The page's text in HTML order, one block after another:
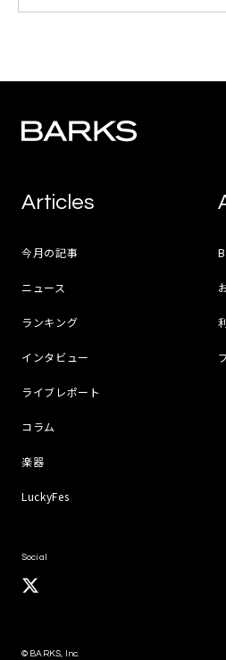
Articles
今月の記事
ニュース
ランキング
インタビュー
ライブレポート
コラム
楽器
LuckyFes
Social
© BARKS, Inc.